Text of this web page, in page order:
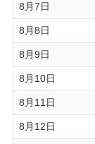
8月7日
8月8日
8月9日
8月10日
8月11日
8月12日